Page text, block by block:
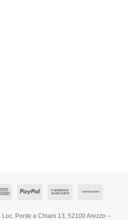
Ponte a Chiani 13, 52100 Arezzo –